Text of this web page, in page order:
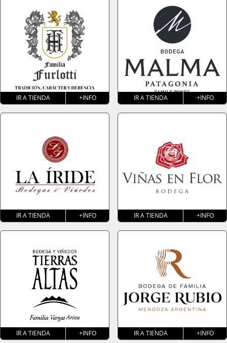
IR A TIENDA +INFO IR A TIENDA +INFO
IR A TIENDA +INFO IR A TIENDA +INFO
IR A TIENDA +INFO IR A TIENDA +INFO